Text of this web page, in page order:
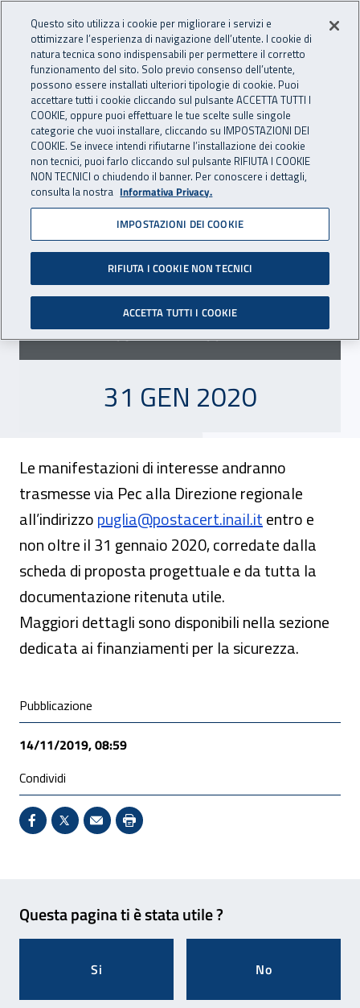
INAIL - Istituto Nazionale
Apri cerca
Navigazione principale
Navigazione - Ti trovi in:
Home Inail comunica Scadenze Scadenza
Dr Puglia: realizzazione di
progetti prevenzionali 2020
Scade il 31 gennaio 2020 il termine di
presentazione di proposte progettuali.
SCADENZA PASSATA
31 GENNAIO 2020
31 GEN 2020
Le manifestazioni di interesse andranno
trasmesse via Pec alla Direzione regionale
all’indirizzopuglia@postacert.inail.itentro e
non oltre il 31 gennaio 2020, corredate dalla
scheda di proposta progettuale e da tutta la
documentazione ritenuta utile.
Maggiori dettagli sono disponibili nella sezione
dedicata ai finanziamenti per la sicurezza.
Condivisione social
Pubblicazione
14/11/2019, 08:59
Condividi
Condividi su Facebook - Sito esterno - Apertura in
X - Sito esterno - Apertura in nuova finestra
Invio Mail: apre il programma di posta
Stampa pagina: scelta meno
Questa pagina ti è stata utile ?
Si No
Questo sito utilizza i cookie per migliorare i servizi e
ottimizzare l’esperienza di navigazione dell’utente. I cookie di
natura tecnica sono indispensabili per permettere il corretto
funzionamento del sito. Solo previo consenso dell’utente,
possono essere installati ulteriori tipologie di cookie. Puoi
accettare tutti i cookie cliccando sul pulsante ACCETTA TUTTI I
COOKIE, oppure puoi effettuare le tue scelte sulle singole
categorie che vuoi installare, cliccando su IMPOSTAZIONI DEI
COOKIE. Se invece intendi rifiutarne l’installazione dei cookie
non tecnici, puoi farlo cliccando sul pulsante RIFIUTA I COOKIE
NON TECNICI o chiudendo il banner. Per conoscere i dettagli,
consulta la nostra Informativa Privacy.
IMPOSTAZIONI DEI COOKIE
RIFIUTA I COOKIE NON TECNICI
ACCETTA TUTTI I COOKIE